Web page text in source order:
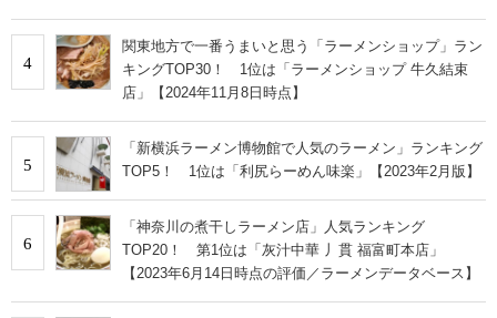
4
関東地方で一番うまいと思う「ラーメンショップ」ラン
キングTOP30！ 1位は「ラーメンショップ 牛久結束
店」【2024年11月8日時点】
5
「新横浜ラーメン博物館で人気のラーメン」ランキング
TOP5！ 1位は「利尻らーめん味楽」【2023年2月版】
6
「神奈川の煮干しラーメン店」人気ランキング
TOP20！ 第1位は「灰汁中華 丿貫 福富町本店」
【2023年6月14日時点の評価／ラーメンデータベース】